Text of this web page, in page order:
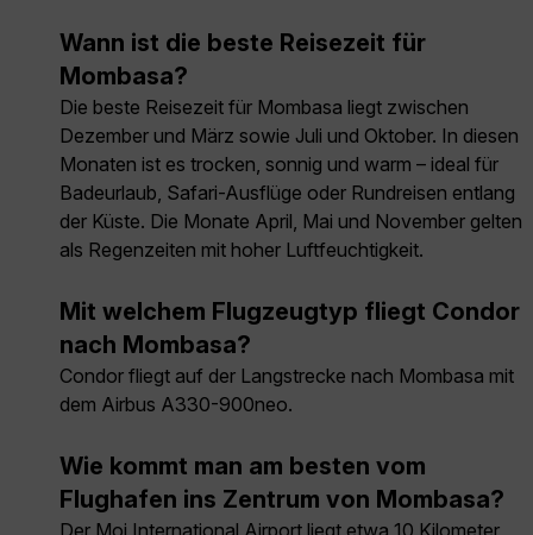
Wann ist die beste Reisezeit für
Mombasa?
Die beste Reisezeit für Mombasa liegt zwischen
Dezember und März sowie Juli und Oktober. In diesen
Monaten ist es trocken, sonnig und warm – ideal für
Badeurlaub, Safari-Ausflüge oder Rundreisen entlang
der Küste. Die Monate April, Mai und November gelten
als Regenzeiten mit hoher Luftfeuchtigkeit.
Mit welchem Flugzeugtyp fliegt Condor
nach Mombasa?
Condor fliegt auf der Langstrecke nach Mombasa mit
dem Airbus A330-900neo.
Wie kommt man am besten vom
Flughafen ins Zentrum von Mombasa?